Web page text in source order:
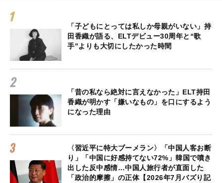
「子どもにとっては私しか母親がいない」持
田香織が語る、ELTデビュー30周年と“歌
手”よりも大切にしたかった時間
「昔の私なら絶対に言えなかった」ELT持田
香織が明かす「嫌いなもの」を口にするよう
になった理由
〈習近平に特大ブーメラン〉「中国人客お断
り」「中国に好感持てない72%」韓国で噴き
出した反中感情…中国人旅行者が直面した
「政治的摩擦」の正体【2026年7月バズり記